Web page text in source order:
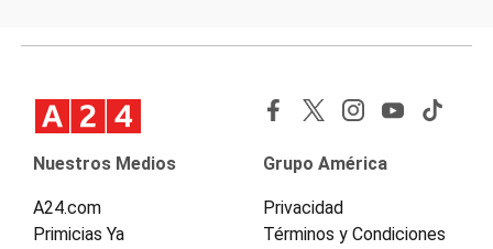
Nuestros Medios
A24.com
Primicias Ya
Grupo América
Privacidad
Términos y Condiciones